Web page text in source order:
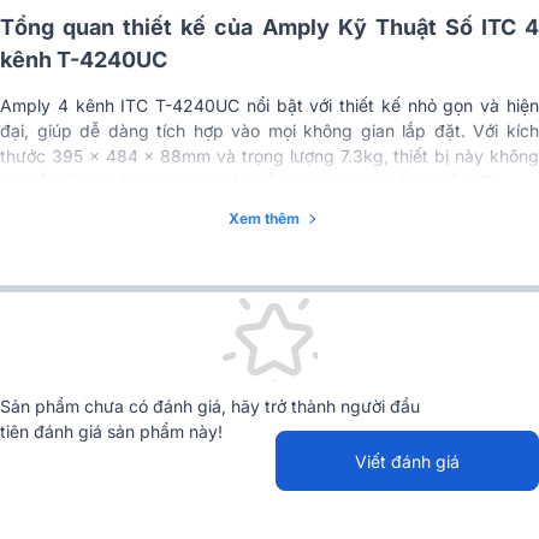
Tổng quan thiết kế của Amply Kỹ Thuật Số ITC 4
kênh T-4240UC
Amply 4 kênh ITC T-4240UC nổi bật với thiết kế nhỏ gọn và hiện
đại, giúp dễ dàng tích hợp vào mọi không gian lắp đặt. Với kích
thước 395 x 484 x 88mm và trọng lượng 7.3kg, thiết bị này không
Xem thêm
Sản phẩm chưa có đánh giá, hãy trở thành người đầu
tiên đánh giá sản phẩm này!
Viết đánh giá